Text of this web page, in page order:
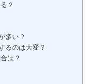
？
多い？
るのは大変？
は？